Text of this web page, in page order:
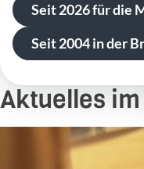
Seit 2026 für die
Seit 2004 in der
Aktuelles